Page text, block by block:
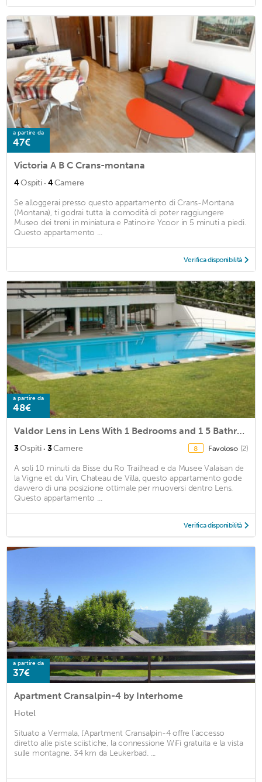
a partire da
47€
Victoria A B C Crans-montana
4Ospiti · 4Camere
Se alloggerai presso questo appartamento di Crans-Montana
(Montana), ti godrai tutta la comodità di poter raggiungere
Museo dei treni in miniatura e Patinoire Ycoor in 5 minuti a piedi.
Questo appartamento ...
Verifica disponibilità
a partire da
48€
Valdor Lens in Lens With 1 Bedrooms and 1 5 Bathrooms
3Ospiti · 3Camere 8 Favoloso (2)
A soli 10 minuti da Bisse du Ro Trailhead e da Musee Valaisan de
la Vigne et du Vin, Chateau de Villa, questo appartamento gode
davvero di una posizione ottimale per muoversi dentro Lens.
Questo appartamento ...
Verifica disponibilità
a partire da
37€
Apartment Cransalpin-4 by Interhome
Hotel
Situato a Vermala, l'Apartment Cransalpin-4 offre l'accesso
diretto alle piste sciistiche, la connessione WiFi gratuita e la vista
sulle montagne. 34 km da Leukerbad. ...